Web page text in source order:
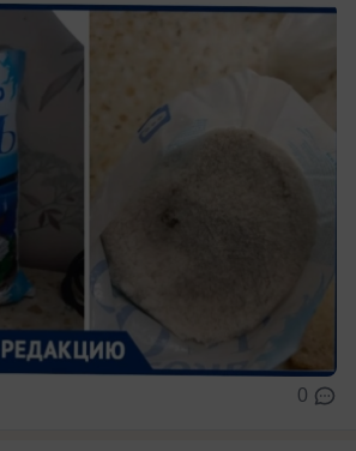
0